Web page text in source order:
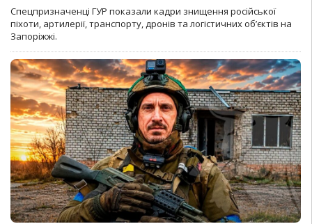
Спецпризначенці ГУР показали кадри знищення російської
піхоти, артилерії, транспорту, дронів та логістичних об’єктів на
Запоріжжі.